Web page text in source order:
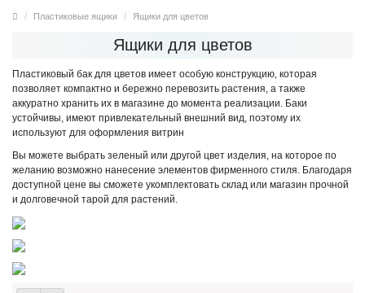
Пластиковые ящики Ящики для цветов
Ящики для цветов
Пластиковый бак для цветов имеет особую конструкцию, которая
позволяет компактно и бережно перевозить растения, а также
аккуратно хранить их в магазине до момента реализации. Баки
устойчивы, имеют привлекательный внешний вид, поэтому их
используют для оформления витрин
Вы можете выбрать зеленый или другой цвет изделия, на которое по
желанию возможно нанесение элементов фирменного стиля. Благодаря
доступной цене вы сможете укомплектовать склад или магазин прочной
и долговечной тарой для растений.